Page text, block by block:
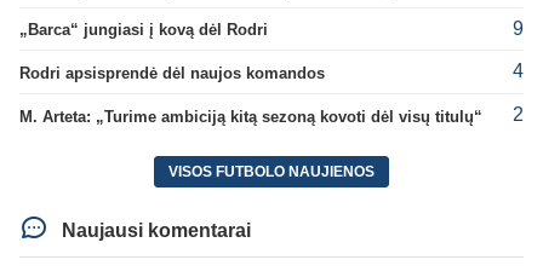
„Barca“ jungiasi į kovą dėl Rodri 9
Rodri apsisprendė dėl naujos komandos 4
M. Arteta: „Turime ambiciją kitą sezoną kovoti dėl visų titulų“ 2
VISOS FUTBOLO NAUJIENOS
Naujausi komentarai